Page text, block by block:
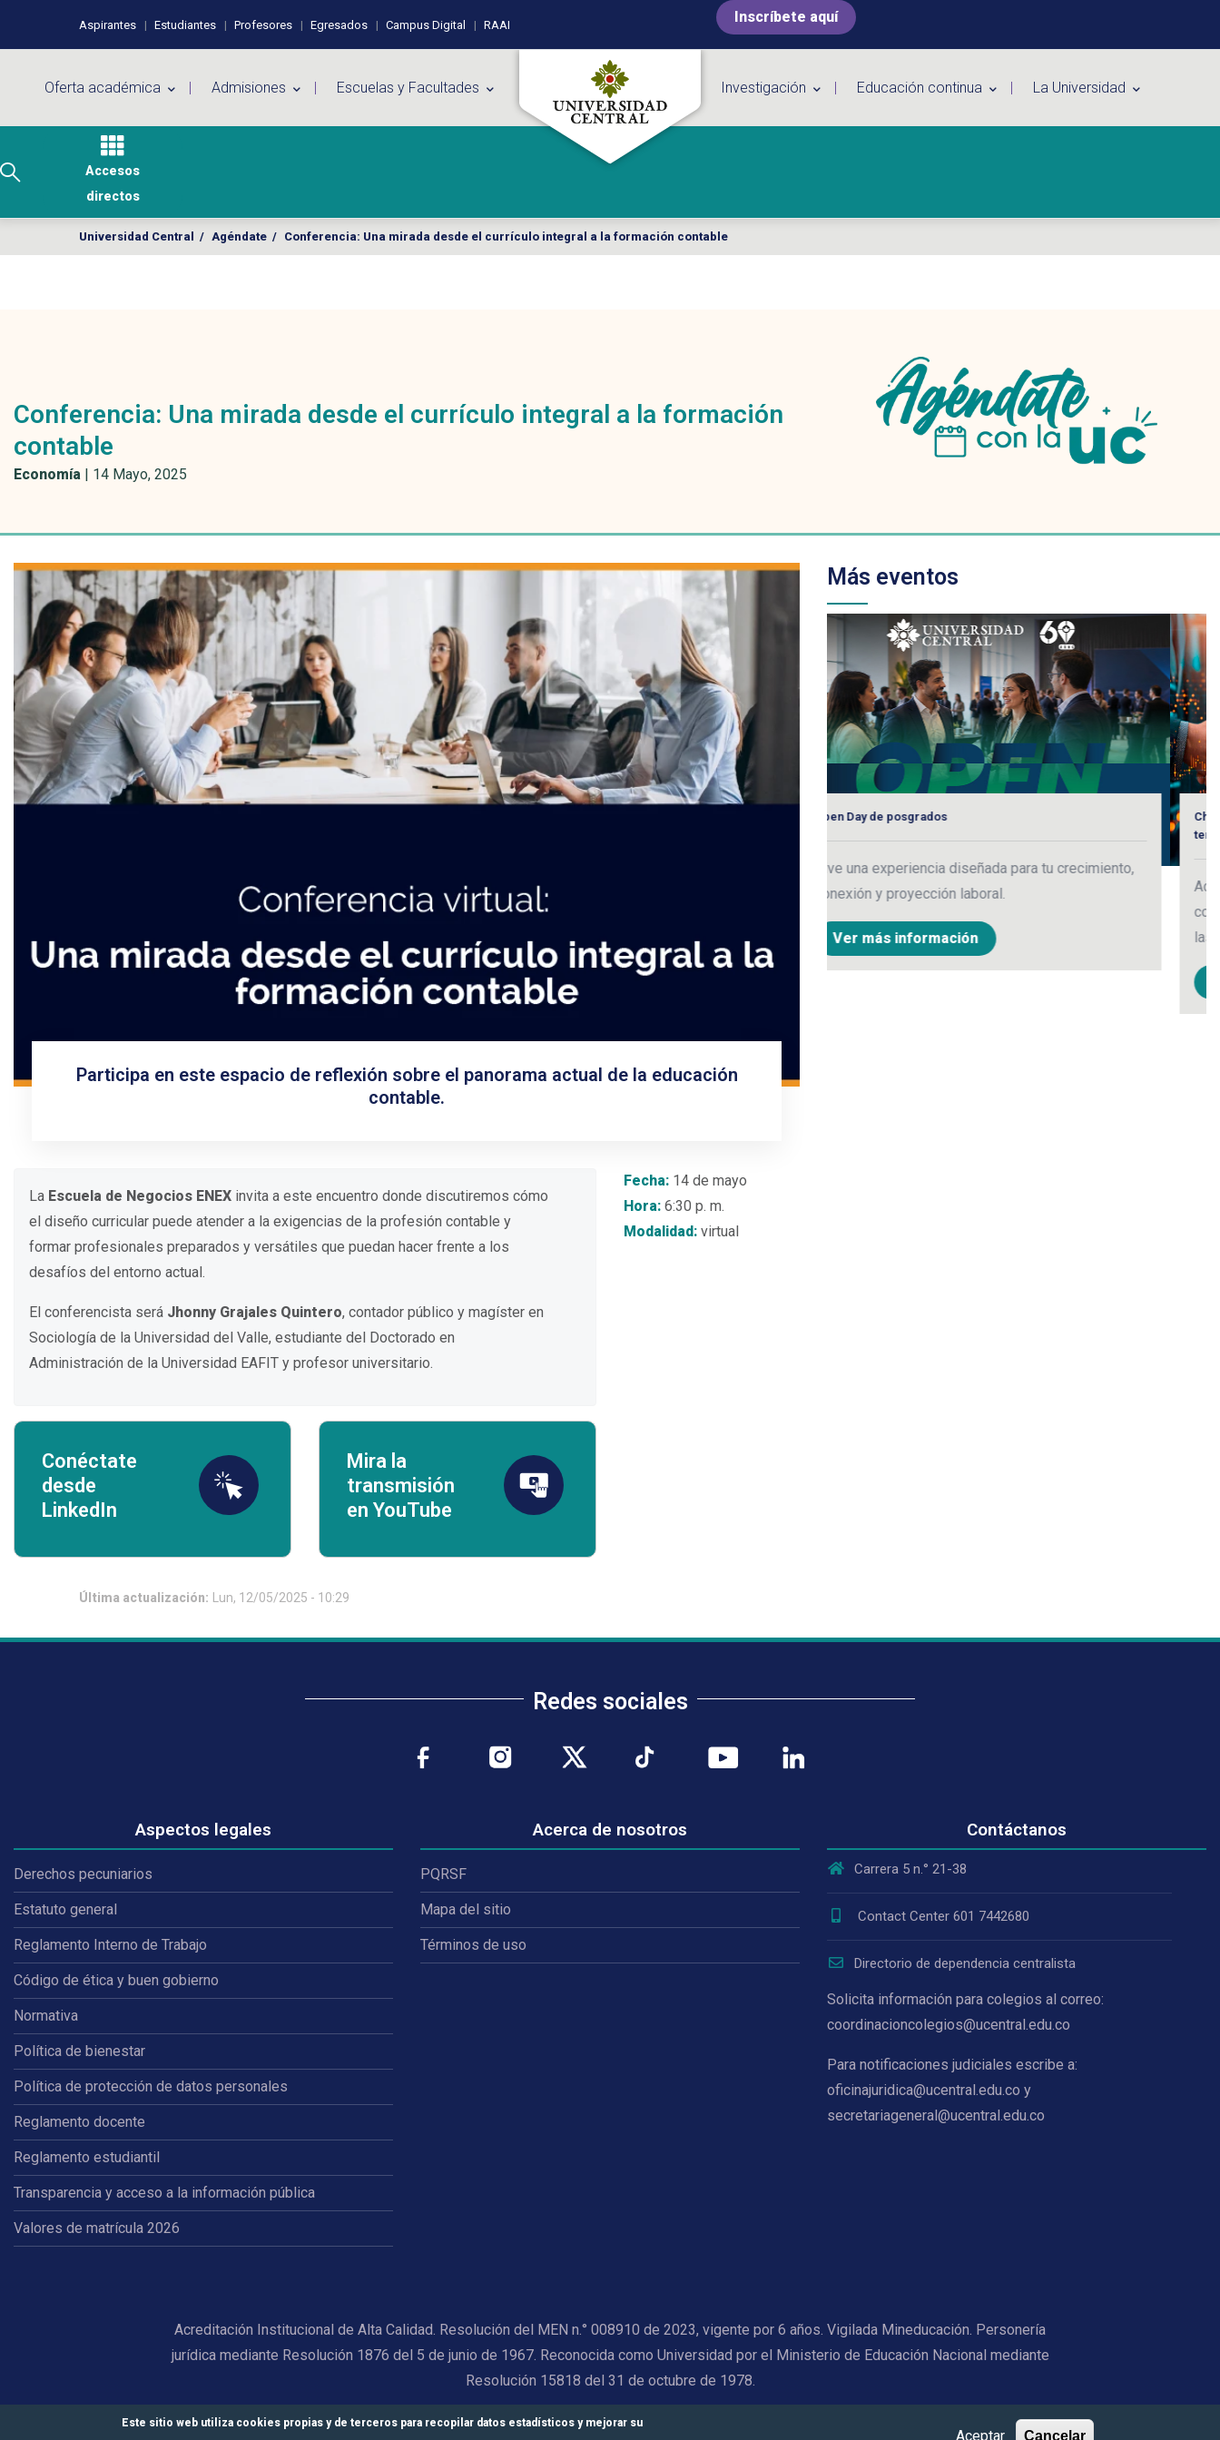
Perfiles de usuario
Aspirantes Estudiantes Profesores Egresados Campus Digital RAAI Inscríbete aquí
Oferta académica Admisiones Escuelas y Facultades Investigación Educación continua La Universidad
Accesos
directos
Universidad Central / Agéndate / Conferencia: Una mirada desde el currículo integral a la formación contable
Conferencia: Una mirada desde el currículo integral a la formación
contable
Economía | 14 Mayo, 2025
Participa en este espacio de reflexión sobre el panorama actual de la educación
contable.
Más eventos
Vive una experiencia diseñada para tu crecimiento,
Ver más información
Charla virtual: estado de la consolidación
Actualiza tus conocimientos sobre la
contable y descubre cómo acercar la
las regiones.
La Escuela de Negocios ENEX invita a este encuentro donde discutiremos cómo
el diseño curricular puede atender a la exigencias de la profesión contable y
formar profesionales preparados y versátiles que puedan hacer frente a los
desafíos del entorno actual.
El conferencista será Jhonny Grajales Quintero, contador público y magíster en
Sociología de la Universidad del Valle, estudiante del Doctorado en
Administración de la Universidad EAFIT y profesor universitario.
Fecha: 14 de mayo
Hora: 6:30 p. m.
Modalidad: virtual
Conéctate
desde
LinkedIn
Mira la
transmisión
en YouTube
Última actualización: Lun, 12/05/2025 - 10:29
Redes sociales
Aspectos legales
Derechos pecuniarios
Estatuto general
Reglamento Interno de Trabajo
Código de ética y buen gobierno
Normativa
Política de bienestar
Política de protección de datos personales
Reglamento docente
Reglamento estudiantil
Transparencia y acceso a la información pública
Valores de matrícula 2026
Acerca de nosotros
PQRSF
Mapa del sitio
Términos de uso
Contáctanos
Carrera 5 n.° 21-38
Contact Center 601 7442680
Directorio de dependencia centralista
Solicita información para colegios al correo:
coordinacioncolegios@ucentral.edu.co
Para notificaciones judiciales escribe a:
oficinajuridica@ucentral.edu.co y
secretariageneral@ucentral.edu.co
Acreditación Institucional de Alta Calidad. Resolución del MEN n.° 008910 de 2023, vigente por 6 años. Vigilada Mineducación. Personería
jurídica mediante Resolución 1876 del 5 de junio de 1967. Reconocida como Universidad por el Ministerio de Educación Nacional mediante
Resolución 15818 del 31 de octubre de 1978.
© Universidad Central 2026
Este sitio web utiliza cookies propias y de terceros para recopilar datos estadísticos y mejorar su
Aceptar Cancelar